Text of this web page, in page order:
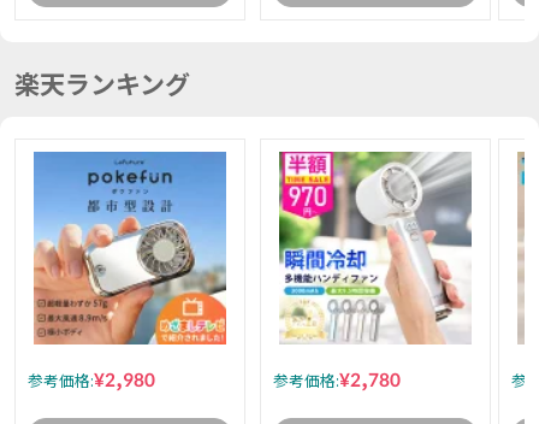
楽天ランキング
参考価格:¥2,980 参考価格:¥2,780 参